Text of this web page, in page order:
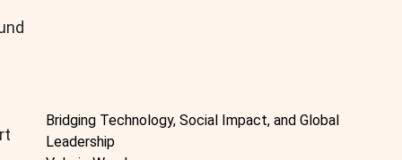
Bridging Technology, Social Impact, and Global
Leadership